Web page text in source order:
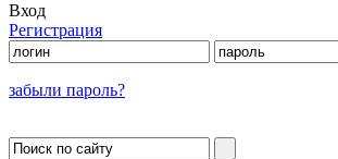
Вход
Регистрация
забыли пароль?